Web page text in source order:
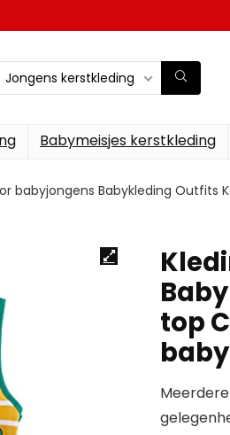
Jongens kerstkleding
Babymeisjes kerstkleding
babyjongens Babykleding
top